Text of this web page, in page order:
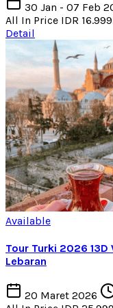
30 Jan - 07 Feb
All In Price IDR
Detail
Available
Tour Turki 2026
Lebaran
20 Maret 2026